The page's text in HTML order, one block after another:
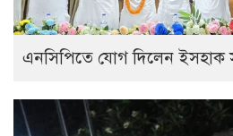
এনসিপিতে যোগ দিলেন ইসহাক